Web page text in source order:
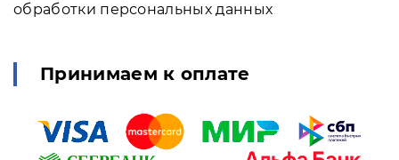
обработки персональных данных
Принимаем к оплате